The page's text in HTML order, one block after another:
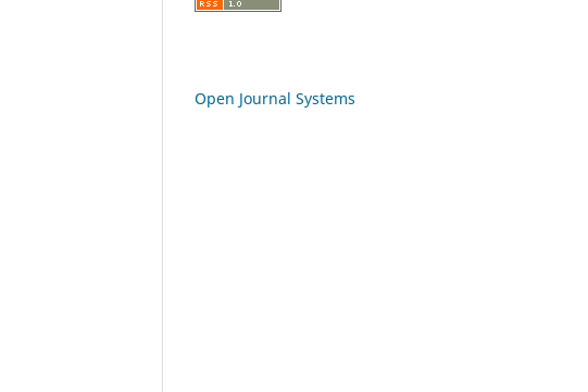
Open Journal Systems